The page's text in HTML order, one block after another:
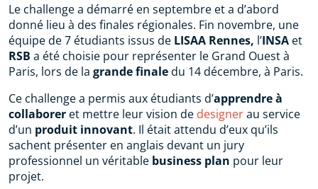
Le challenge a démarré en septembre et a d’abord
donné lieu à des finales régionales. Fin novembre, une
équipe de 7 étudiants issus de LISAA Rennes, l’INSA et
RSB a été choisie pour représenter le Grand Ouest à
Paris, lors de la grande finaledu 14 décembre, à Paris.
Ce challenge a permis aux étudiants d’apprendre à
collaborer et mettre leur vision de designerau service
d’un produit innovant. Il était attendu d’eux qu’ils
sachent présenter en anglais devant un jury
professionnel un véritable business plan pour leur
projet.